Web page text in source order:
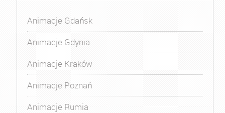
Animacje Gdańsk
Animacje Gdynia
Animacje Kraków
Animacje Poznań
Animacje Rumia